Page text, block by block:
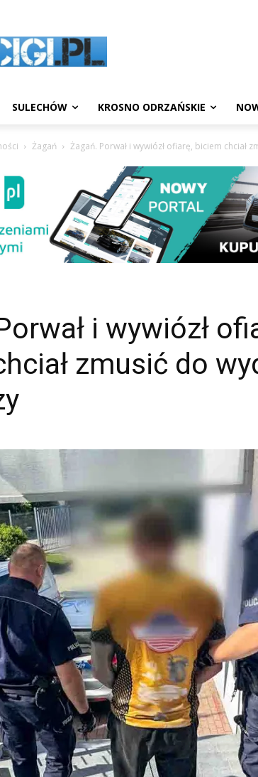
SULECHÓW KROSNO ODRZAŃSKIE
Żagań Żagań. Porwał i wywiózł ofiarę, biciem chciał
i wywiózł
zmusić do